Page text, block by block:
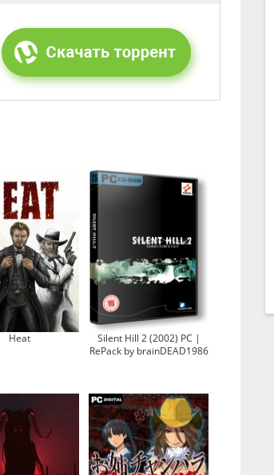
Heat
Silent Hill 2 (2002) PC |
RePack by brainDEAD1986